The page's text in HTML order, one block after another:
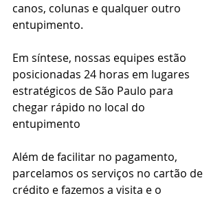
canos, colunas e qualquer outro
entupimento.
Em síntese, nossas equipes estão
posicionadas 24 horas em lugares
estratégicos de São Paulo para
chegar rápido no local do
entupimento
Além de facilitar no pagamento,
parcelamos os serviços no cartão de
crédito e fazemos a visita e o